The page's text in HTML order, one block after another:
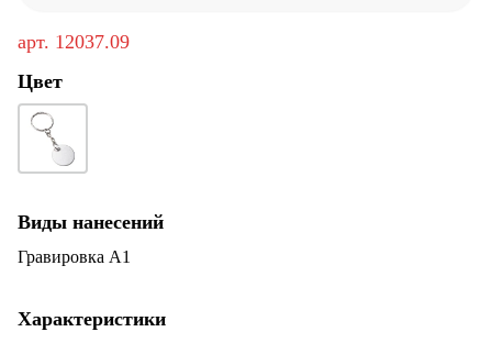
арт. 12037.09
Цвет
Виды нанесений
Гравировка А1
Характеристики